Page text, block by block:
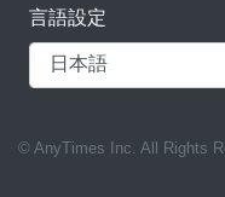
言語設定
© AnyTimes Inc. All Rights